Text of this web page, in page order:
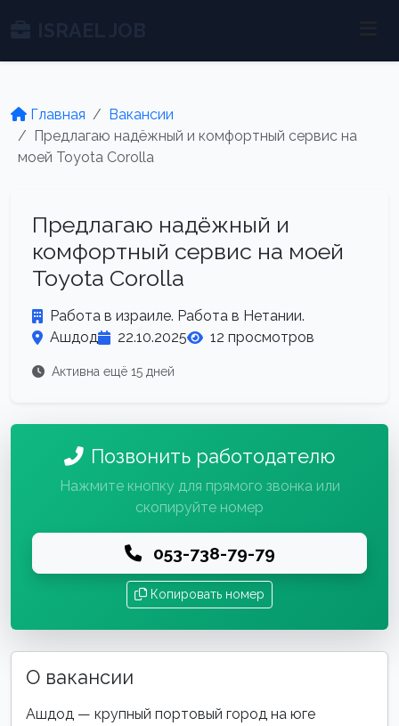
Главная
Вакансии
Предлагаю надёжный и комфортный сервис на
моей Toyota Corolla
Предлагаю надёжный и
комфортный сервис на моей
Toyota Corolla
Работа в израиле. Работа в Нетании.
Ашдод
22.10.2025 12 просмотров
Активна ещё 15 дней
Позвонить работодателю
Нажмите кнопку для прямого звонка или
скопируйте номер
053-738-79-79
Копировать номер
О вакансии
Ашдод — крупный портовый город на юге